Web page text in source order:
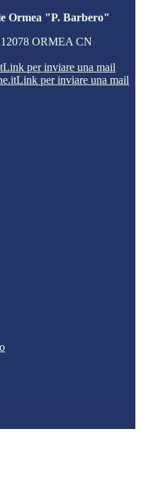
Ormea "P. Barbero"
ORMEA CN
Link per inviare una mail
Link per inviare una mail